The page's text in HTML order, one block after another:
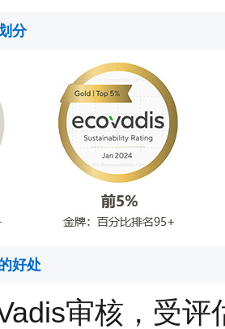
分
好处
审核，受